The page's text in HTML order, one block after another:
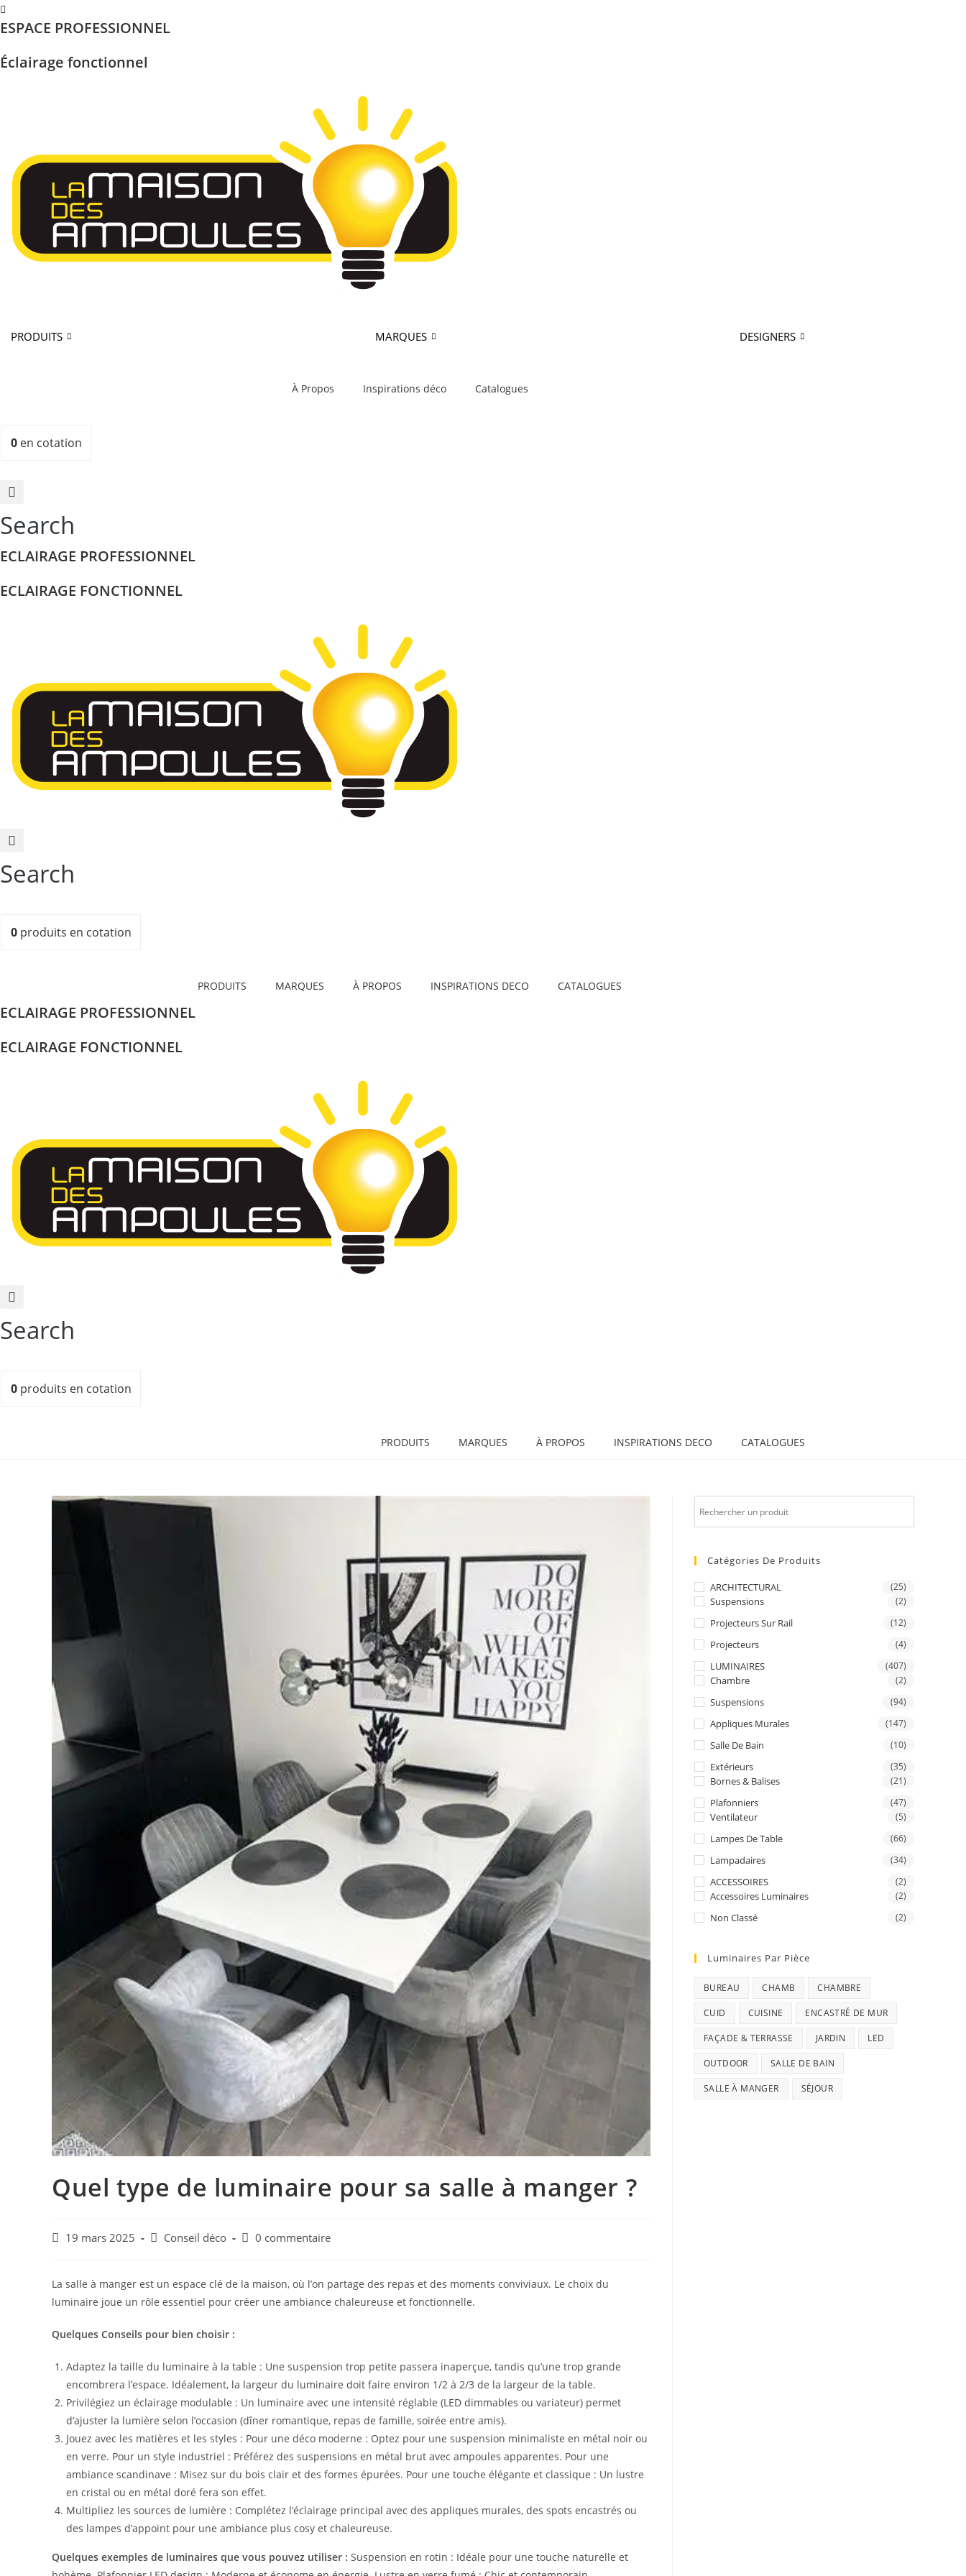
Skip
to
ESPACE PROFESSIONNEL
Éclairage fonctionnel
PRODUITS MARQUES DESIGNERS
À Propos Inspirations déco Catalogues
0 en cotation
Search
ECLAIRAGE PROFESSIONNEL
ECLAIRAGE FONCTIONNEL
Search
0 produits en cotation
PRODUITS MARQUES À PROPOS INSPIRATIONS DECO CATALOGUES
ECLAIRAGE PROFESSIONNEL
ECLAIRAGE FONCTIONNEL
Search
0 produits en cotation
PRODUITS MARQUES À PROPOS INSPIRATIONS DECO CATALOGUES
Quel type de luminaire pour sa salle à manger ?
Publication
19 mars 2025
PostConseil déco
Commentaires
publication :
0 commentaire
La salle à manger est un espace clé de la maison, où l’on partage des repas et des moments conviviaux. Le choix du
luminaire joue un rôle essentiel pour créer une ambiance chaleureuse et fonctionnelle.
Quelques Conseils pour bien choisir :
Adaptez la taille du luminaire à la table : Une suspension trop petite passera inaperçue, tandis qu’une trop grande
encombrera l’espace. Idéalement, la largeur du luminaire doit faire environ 1/2 à 2/3 de la largeur de la table.
Privilégiez un éclairage modulable : Un luminaire avec une intensité réglable (LED dimmables ou variateur) permet
d’ajuster la lumière selon l’occasion (dîner romantique, repas de famille, soirée entre amis).
Jouez avec les matières et les styles : Pour une déco moderne : Optez pour une suspension minimaliste en métal noir ou
en verre. Pour un style industriel : Préférez des suspensions en métal brut avec ampoules apparentes. Pour une
ambiance scandinave : Misez sur du bois clair et des formes épurées. Pour une touche élégante et classique : Un lustre
en cristal ou en métal doré fera son effet.
Multipliez les sources de lumière : Complétez l’éclairage principal avec des appliques murales, des spots encastrés ou
des lampes d’appoint pour une ambiance plus cosy et chaleureuse.
Quelques exemples de luminaires que vous pouvez utiliser : Suspension en rotin : Idéale pour une touche naturelle et
Catégories De Produits
ARCHITECTURAL (25)
Suspensions (2)
Projecteurs Sur Rail (12)
Projecteurs (4)
LUMINAIRES (407)
Chambre (2)
Suspensions (94)
Appliques Murales (147)
Salle De Bain (10)
Extérieurs (35)
Bornes & Balises (21)
Plafonniers (47)
Ventilateur (5)
Lampes De Table (66)
Lampadaires (34)
ACCESSOIRES (2)
Accessoires Luminaires (2)
Non Classé (2)
Luminaires Par Pièce
BUREAU CHAMB CHAMBRE
CUID CUISINE ENCASTRÉ DE MUR
FAÇADE & TERRASSE JARDIN LED
OUTDOOR SALLE DE BAIN
SALLE À MANGER SÉJOUR